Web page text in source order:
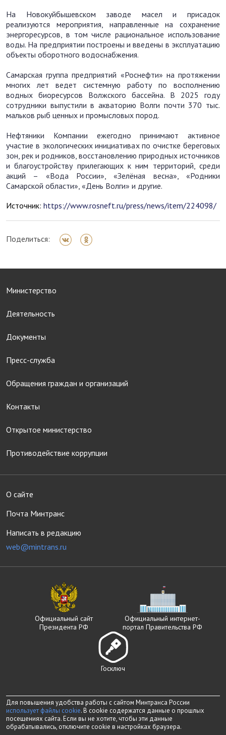
На Новокуйбышевском заводе масел и присадок
реализуются мероприятия, направленные на сохранение
энергоресурсов, в том числе рациональное использование
воды. На предприятии построены и введены в эксплуатацию
объекты оборотного водоснабжения.
Самарская группа предприятий «Роснефти» на протяжении
многих лет ведет системную работу по восполнению
водных биоресурсов Волжского бассейна. В 2025 году
сотрудники выпустили в акваторию Волги почти 370 тыс.
мальков рыб ценных и промысловых пород.
Нефтяники Компании ежегодно принимают активное
участие в экологических инициативах по очистке береговых
зон, рек и родников, восстановлению природных источников
и благоустройству прилегающих к ним территорий, среди
акций – «Вода России», «Зелёная весна», «Родники
Самарской области», «День Волги» и другие.
Источник: https://www.rosneft.ru/press/news/item/224098/
Поделиться:
Министерство
Деятельность
Документы
Пресс-служба
Обращения граждан и организаций
Контакты
Открытое министерство
Противодействие коррупции
О сайте
Почта Минтранс
Написать в редакцию
web@mintrans.ru
Официальный сайт
Президента РФ
Официальный интернет-
портал Правительства РФ
Госключ
Для повышения удобства работы с сайтом Минтранса России
использует файлы cookie. В cookie содержатся данные о прошлых
посещениях сайта. Если вы не хотите, чтобы эти данные
обрабатывались, отключите cookie в настройках браузера.